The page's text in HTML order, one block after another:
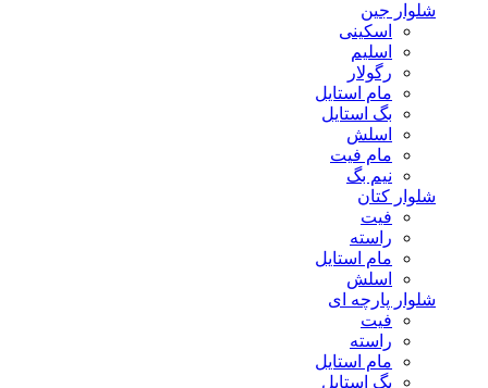
شلوار جین
اسکینی
اسلیم
رگولار
مام استایل
بگ استایل
اسلش
مام فیت
نیم بگ
شلوار کتان
فیت
راسته
مام استایل
اسلش
شلوار پارچه ای
فیت
راسته
مام استایل
بگ استایل